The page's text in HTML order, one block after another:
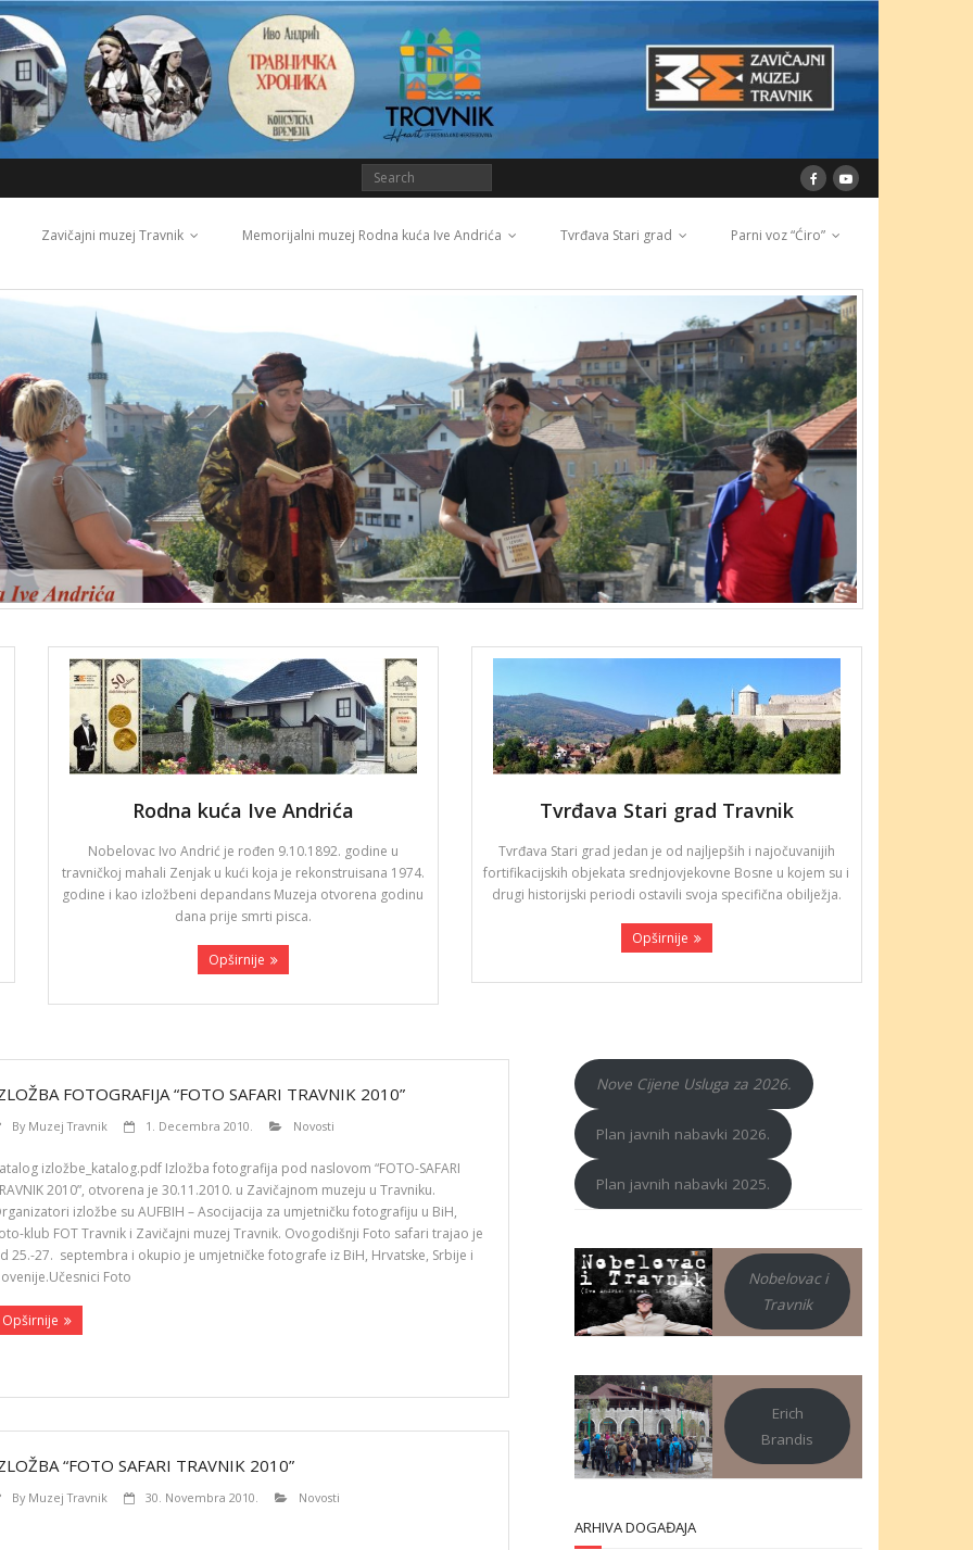
Zavičajni muzej Travnik Memorijalni muzej Rodna kuća Ive Andrića Tvrđava Stari grad Parni voz “Ćiro”
Rodna kuća Ive Andrića
Nobelovac Ivo Andrić je rođen 9.10.1892. godine u
travničkoj mahali Zenjak u kući koja je rekonstruisana 1974.
godine i kao izložbeni depandans Muzeja otvorena godinu
dana prije smrti pisca.
Opširnije
Tvrđava Stari grad Travnik
Tvrđava Stari grad jedan je od najljepših i najočuvanijih
fortifikacijskih objekata srednjovjekovne Bosne u kojem su i
drugi historijski periodi ostavili svoja specifična obilježja.
Opširnije
FOTOGRAFIJA “FOTO SAFARI TRAVNIK 2010”
By Muzej Travnik 1. Decembra 2010. Novosti
izložbe_katalog.pdf Izložba fotografija pod naslovom “FOTO-SAFARI
2010”, otvorena je 30.11.2010. u Zavičajnom muzeju u Travniku.
izložbe su AUFBIH – Asocijacija za umjetničku fotografiju u BiH,
klub FOT Travnik i Zavičajni muzej Travnik. Ovogodišnji Foto safari trajao je
25.-27. septembra i okupio je umjetničke fotografe iz BiH, Hrvatske, Srbije i
Foto
Opširnije
“FOTO SAFARI TRAVNIK 2010”
By Muzej Travnik 30. Novembra 2010. Novosti
Nove Cijene Usluga za 2026.
Plan javnih nabavki 2026.
Plan javnih nabavki 2025.
Nobelovac i
Travnik
Erich
Brandis
ARHIVA DOGAĐAJA